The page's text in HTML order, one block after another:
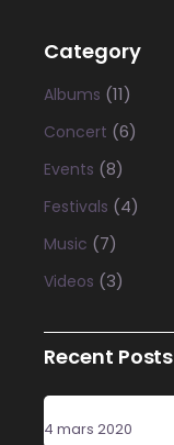
Category
Albums (11)
Concert (6)
Events (8)
Festivals (4)
Music (7)
Videos (3)
Recent Posts
Party Time
4 mars 2020